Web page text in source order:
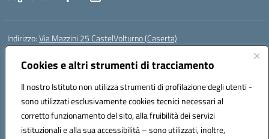
Cookies e altri strumenti di tracciamento
Il nostro Istituto non utilizza strumenti di profilazione degli utenti -
sono utilizzati esclusivamente cookies tecnici necessari al
corretto funzionamento del sito, alla fruibilità dei servizi
istituzionali e alla sua accessibilità – sono utilizzati, inoltre,
Indirizzo:Via Mazzini 25 CastelVolturno (Caserta)
Centralino:
Posta elettronica certificata (PEC):ceis014005@pec.istruzione.it
Codice fiscale: 93063510619
Codice meccanografico:CEIS014005
Codice Indice delle Pubbliche Amministrazioni (IPA): istsc_ceis014005
Codice unico di fatturazione (CUF): UOU8EW